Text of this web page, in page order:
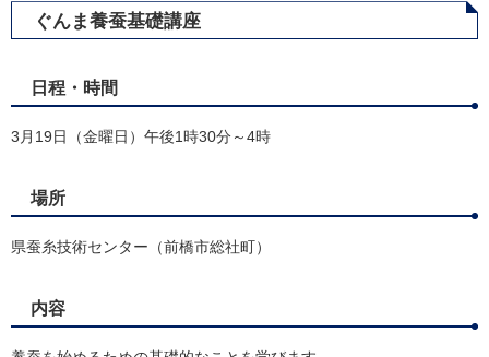
ぐんま養蚕基礎講座
日程・時間
3月19日（金曜日）午後1時30分～4時
場所
県蚕糸技術センター（前橋市総社町）
内容